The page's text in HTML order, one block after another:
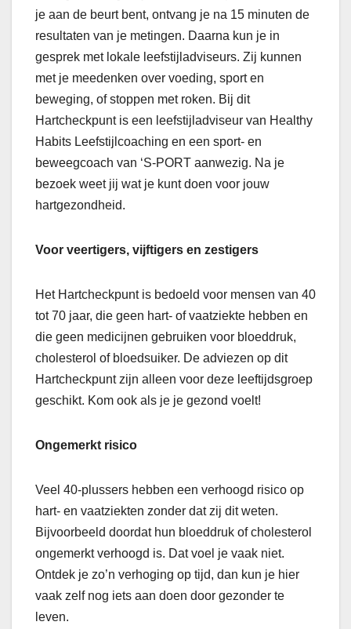
je aan de beurt bent, ontvang je na 15 minuten de
resultaten van je metingen. Daarna kun je in
gesprek met lokale leefstijladviseurs. Zij kunnen
met je meedenken over voeding, sport en
beweging, of stoppen met roken. Bij dit
Hartcheckpunt is een leefstijladviseur van Healthy
Habits Leefstijlcoaching en een sport- en
beweegcoach van ‘S-PORT aanwezig. Na je
bezoek weet jij wat je kunt doen voor jouw
hartgezondheid.
Voor veertigers, vijftigers en zestigers
Het Hartcheckpunt is bedoeld voor mensen van 40
tot 70 jaar, die geen hart- of vaatziekte hebben en
die geen medicijnen gebruiken voor bloeddruk,
cholesterol of bloedsuiker. De adviezen op dit
Hartcheckpunt zijn alleen voor deze leeftijdsgroep
geschikt. Kom ook als je je gezond voelt!
Ongemerkt risico
Veel 40-plussers hebben een verhoogd risico op
hart- en vaatziekten zonder dat zij dit weten.
Bijvoorbeeld doordat hun bloeddruk of cholesterol
ongemerkt verhoogd is. Dat voel je vaak niet.
Ontdek je zo’n verhoging op tijd, dan kun je hier
vaak zelf nog iets aan doen door gezonder te
leven.